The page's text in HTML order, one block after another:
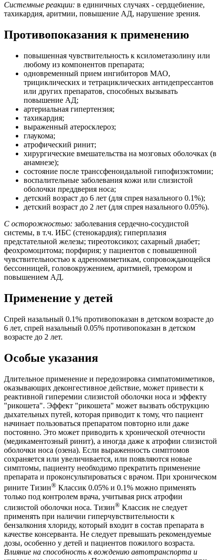
Системные реакции: в единичных случаях - сердцебиение,
тахикардия, аритмии, повышение АД, нарушение зрения.
Противопоказания к применению
повышенная чувствительность к ксилометазолину или
любому из компонентов препарата;
одновременный прием ингибиторов МАО,
трициклических и тетрациклических антидепрессантов
или других препаратов, способных вызывать
повышение АД;
артериальная гипертензия;
тахикардия;
выраженный атеросклероз;
глаукома;
атрофический ринит;
хирургические вмешательства на мозговых оболочках (в
анамнезе);
состояние после транссфеноидальной гипофизэктомии;
воспалительные заболевания кожи или слизистой
оболочки преддверия носа;
детский возраст до 6 лет (для спрея назального 0.1%);
детский возраст до 2 лет (для спрея назального 0.05%).
С осторожностью: заболевания сердечно-сосудистой
системы, в т.ч. ИБС (стенокардия); гиперплазия
предстательной железы; тиреотоксикоз; сахарный диабет;
феохромоцитома; порфирия; у пациентов с повышенной
чувствительностью к адреномиметикам, сопровождающейся
бессонницей, головокружением, аритмией, тремором и
повышением АД.
Применение у детей
Спрей назальный 0.1% противопоказан в детском возрасте до
6 лет, спрей назальный 0.05% противопоказан в детском
возрасте до 2 лет.
Особые указания
Длительное применение и передозировка симпатомиметиков,
оказывающих деконгестивное действие, может привести к
реактивной гиперемии слизистой оболочки носа и эффекту
"рикошета". Эффект "рикошета" может вызвать обструкцию
дыхательных путей, которая приводит к тому, что пациент
начинает пользоваться препаратом повторно или даже
постоянно. Это может приводить к хронической отечности
(медикаментозный ринит), а иногда даже к атрофии слизистой
оболочки носа (озена). Если выраженность симптомов
сохраняется или увеличивается, или появляются новые
симптомы, пациенту необходимо прекратить применение
препарата и проконсультироваться с врачом. При хроническом
рините Тизин® Классик 0.05% и 0.1% можно применять
только под контролем врача, учитывая риск атрофии
слизистой оболочки носа. Тизин® Классик не следует
применять при наличии гиперчувствительности к
бензалкония хлориду, который входит в состав препарата в
качестве консерванта. Не следует превышать рекомендуемые
дозы, особенно у детей и пациентов пожилого возраста.
Влияние на способность к вождению автотранспорта и